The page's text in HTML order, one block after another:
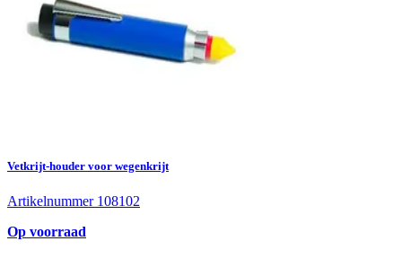
Vetkrijt-houder voor wegenkrijt
Artikelnummer 108102
Op voorraad